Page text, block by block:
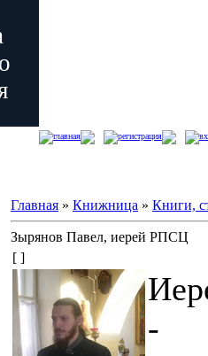
главная регистрация
Главная » Книжница » Книги,
Зырянов Павел, иерей РПСЦ
[ ]
-